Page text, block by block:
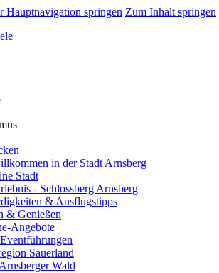
Hauptnavigation springen Zum Inhalt springen
in der Stadt Arnsberg
Stadt
- Schlossberg Arnsberg
& Ausflugstipps
& Genießen
Angebote
Sauerland
Wald